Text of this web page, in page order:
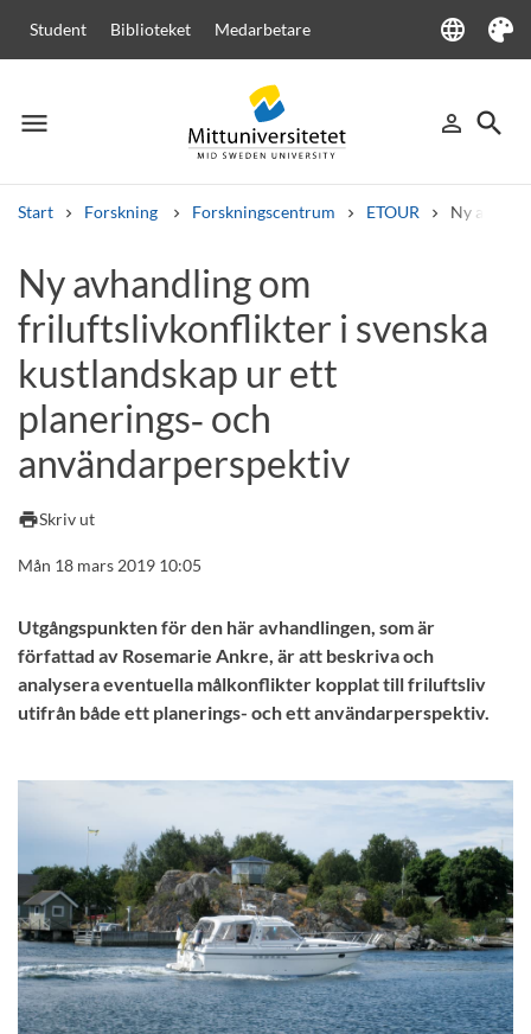
Student Biblioteket Medarbetare language
Language
Tema
menu
Meny person_outline
Logga in
search
Sök
Start Forskning Forskningscentrum ETOUR Ny
Andra söktjänster
Kurser och programKursplaner VälkomstbrevPersonal
Lediga jobb
Ny avhandling om
friluftslivkonflikter i svenska
kustlandskap ur ett
planerings‑ och
användarperspektiv
printSkriv ut
Mån 18 mars 2019 10:05
Utgångspunkten för den här avhandlingen, som är
författad av Rosemarie Ankre, är att beskriva och
analysera eventuella målkonflikter kopplat till friluftsliv
utifrån både ett planerings- och ett användarperspektiv.